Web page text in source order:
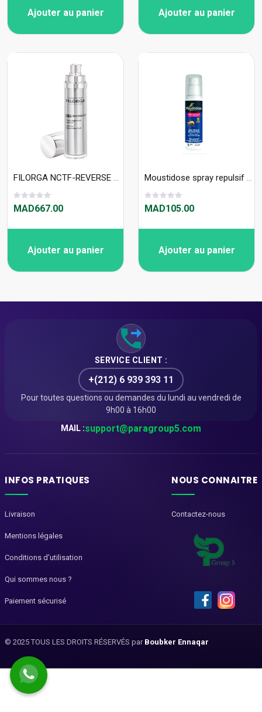
Ajouter au panier Ajouter au panier
FILORGA NCTF-REVERSE MAT FLUIDE REGENERANT SUPREME 50ML
MAD667.00
Ajouter au panier
Moustidose spray repulsif 125ml
MAD105.00
Ajouter au panier
SERVICE CLIENT :
+(212) 6 939 393 11
Pour toutes questions ou demandes du lundi au vendredi de
9h00 à 16h00
MAIL :support@paragroup5.com
INFOS PRATIQUES
Livraison
Mentions légales
Conditions d'utilisation
Qui sommes nous ?
Paiement sécurisé
NOUS CONNAITRE
Contactez-nous
© 2025 TOUS LES DROITS RÉSERVÉS par Boubker Ennaqar